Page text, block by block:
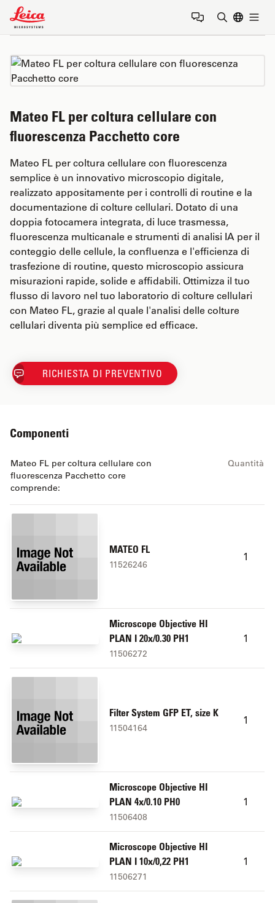
Leica Microsystems Logo
Mateo FL per coltura cellulare con
fluorescenza Pacchetto core
Mateo FL per coltura cellulare con fluorescenza
semplice è un innovativo microscopio digitale,
realizzato appositamente per i controlli di routine e la
documentazione di colture cellulari. Dotato di una
doppia fotocamera integrata, di luce trasmessa,
fluorescenza multicanale e strumenti di analisi IA per il
conteggio delle cellule, la confluenza e l'efficienza di
trasfezione di routine, questo microscopio assicura
misurazioni rapide, solide e affidabili. Ottimizza il tuo
flusso di lavoro nel tuo laboratorio di colture cellulari
con Mateo FL, grazie al quale l'analisi delle colture
cellulari diventa più semplice ed efficace.
RICHIESTA DI PREVENTIVO
Componenti
Mateo FL per coltura cellulare con
fluorescenza Pacchetto core
comprende:
Quantità
MATEO FL
11526246
1
Microscope Objective HI
PLAN I 20x/0.30 PH1
11506272
1
Filter System GFP ET, size K
11504164
1
Microscope Objective HI
PLAN 4x/0.10 PH0
11506408
1
Microscope Objective HI
PLAN I 10x/0,22 PH1
11506271
1